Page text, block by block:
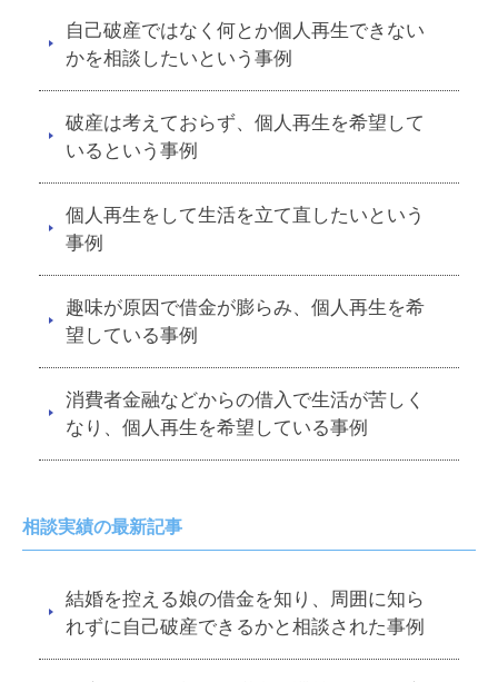
自己破産ではなく何とか個人再生できない
かを相談したいという事例
破産は考えておらず、個人再生を希望して
いるという事例
個人再生をして生活を立て直したいという
事例
趣味が原因で借金が膨らみ、個人再生を希
望している事例
消費者金融などからの借入で生活が苦しく
なり、個人再生を希望している事例
相談実績の最新記事
結婚を控える娘の借金を知り、周囲に知ら
れずに自己破産できるかと相談された事例